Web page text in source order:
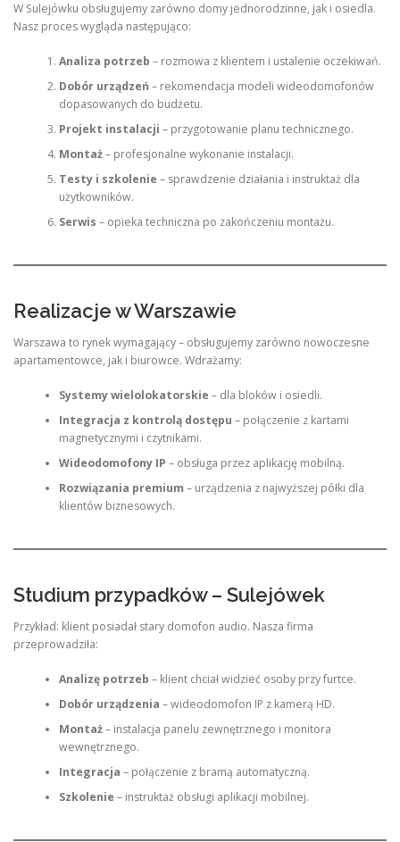
W Sulejówku obsługujemy zarówno domy jednorodzinne, jak i osiedla.
Nasz proces wygląda następująco:
Analiza potrzeb – rozmowa z klientem i ustalenie oczekiwań.
Dobór urządzeń – rekomendacja modeli wideodomofonów
dopasowanych do budżetu.
Projekt instalacji – przygotowanie planu technicznego.
Montaż– profesjonalne wykonanie instalacji.
Testy i szkolenie – sprawdzenie działania i instruktaż dla
użytkowników.
Serwis – opieka techniczna po zakończeniu montażu.
Realizacje w Warszawie
Warszawa to rynek wymagający – obsługujemy zarówno nowoczesne
apartamentowce, jak i biurowce. Wdrażamy:
Systemy wielolokatorskie – dla bloków i osiedli.
Integracja z kontrolą dostępu – połączenie z kartami
magnetycznymi i czytnikami.
Wideodomofony IP – obsługa przez aplikację mobilną.
Rozwiązania premium – urządzenia z najwyższej półki dla
klientów biznesowych.
Studium przypadków – Sulejówek
Przykład: klient posiadał stary domofon audio. Nasza firma
przeprowadziła:
Analizę potrzeb – klient chciał widzieć osoby przy furtce.
Dobór urządzenia – wideodomofon IP z kamerą HD.
Montaż– instalacja panelu zewnętrznego i monitora
wewnętrznego.
Integracja – połączenie z bramą automatyczną.
Szkolenie – instruktaż obsługi aplikacji mobilnej.